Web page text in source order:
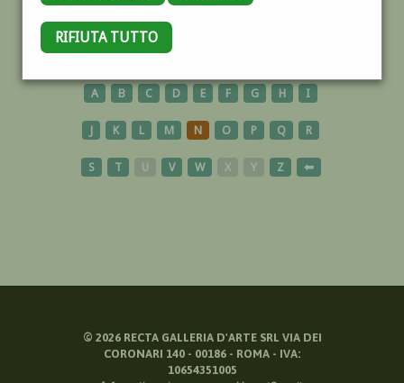
RIFIUTA TUTTO
RITRATTO
A B C D E F G H I
J K L M N O P Q R
S T U V W X Y Z ⬅
© 2026RECTA GALLERIA D'ARTE SRL VIA DEI
CORONARI 140 - 00186 - ROMA - IVA:
10654351005